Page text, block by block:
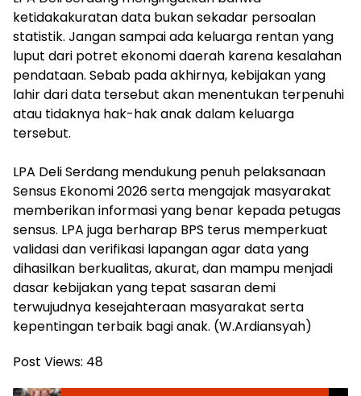
ketidakakuratan data bukan sekadar persoalan
statistik. Jangan sampai ada keluarga rentan yang
luput dari potret ekonomi daerah karena kesalahan
pendataan. Sebab pada akhirnya, kebijakan yang
lahir dari data tersebut akan menentukan terpenuhi
atau tidaknya hak-hak anak dalam keluarga
tersebut.
‎LPA Deli Serdang mendukung penuh pelaksanaan
Sensus Ekonomi 2026 serta mengajak masyarakat
memberikan informasi yang benar kepada petugas
sensus. LPA juga berharap BPS terus memperkuat
validasi dan verifikasi lapangan agar data yang
dihasilkan berkualitas, akurat, dan mampu menjadi
dasar kebijakan yang tepat sasaran demi
terwujudnya kesejahteraan masyarakat serta
kepentingan terbaik bagi anak. (W.Ardiansyah)
Post Views: 48